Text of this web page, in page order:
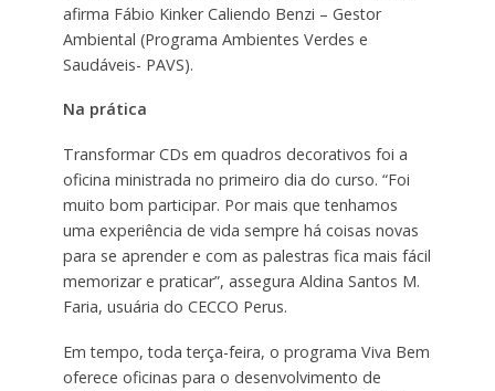
afirma Fábio Kinker Caliendo Benzi – Gestor
Ambiental (Programa Ambientes Verdes e
Saudáveis- PAVS).
Na prática
Transformar CDs em quadros decorativos foi a
oficina ministrada no primeiro dia do curso. “Foi
muito bom participar. Por mais que tenhamos
uma experiência de vida sempre há coisas novas
para se aprender e com as palestras fica mais fácil
memorizar e praticar”, assegura Aldina Santos M.
Faria, usuária do CECCO Perus.
Em tempo, toda terça-feira, o programa Viva Bem
oferece oficinas para o desenvolvimento de